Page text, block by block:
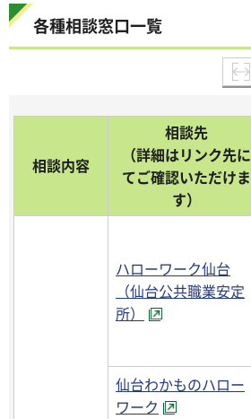
各種相談窓口一覧
相談内容
相談先
（詳細はリンク先に
てご確認いただけま
す）
ハローワーク仙台
（仙台公共職業安定
所）
仙台わかものハロー
ワーク